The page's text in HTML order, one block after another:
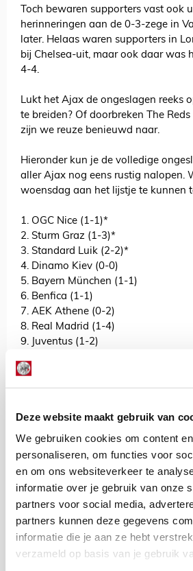
Deze website maakt gebruik van
We gebruiken cookies om content
personaliseren, om functies voor
en om ons websiteverkeer te
informatie over je gebruik van onze
partners voor social media,
partners kunnen deze gegevens
informatie die je aan ze hebt
verzameld op basis van je gebruik
Toch bewaren supporters vast ook
herinneringen aan de 0-3-zege in
later. Helaas waren supporters in
bij Chelsea-uit, maar ook daar was
4-4.
Lukt het Ajax de ongeslagen reeks
te breiden? Of doorbreken The
zijn we reuze benieuwd naar.
Hieronder kun je de volledige
aller Ajax nog eens rustig nalopen.
woensdag aan het lijstje te kunnen
1. OGC Nice (1-1)*
2. Sturm Graz (1-3)*
3. Standard Luik (2-2)*
4. Dinamo Kiev (0-0)
5. Bayern München (1-1)
6. Benfica (1-1)
7. AEK Athene (0-2)
8. Real Madrid (1-4)
9. Juventus (1-2)
11. Paok Saloniki (2-2)*
12. APOEL Nicosia (0-0)*
14. Chelsea (4-4)
15. Lille (0-2)
17. FC Midtjylland (1-2)
* voorronde
AANBEVOLEN
TV-tip: mis
smakelijke